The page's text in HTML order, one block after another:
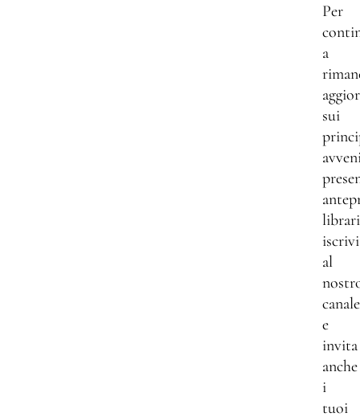
Per
a
sui
al
canale
e
invita
anche
i
tuoi